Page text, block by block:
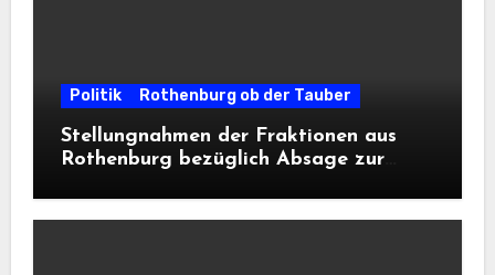
Politik Rothenburg ob der Tauber
Stellungnahmen der Fraktionen aus
Rothenburg bezüglich Absage zur